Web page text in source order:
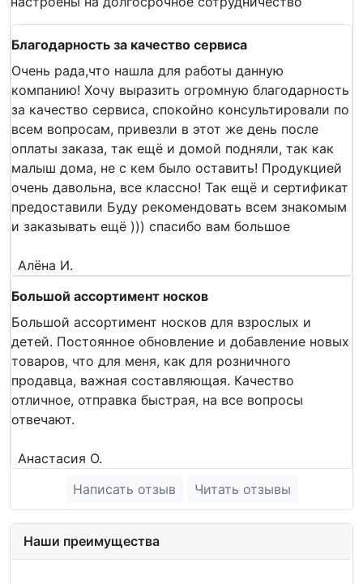
Благодарность за качество сервиса
Очень рада,что нашла для работы данную
компанию! Хочу выразить огромную благодарность
за качество сервиса, спокойно консультировали по
всем вопросам, привезли в этот же день после
оплаты заказа, так ещё и домой подняли, так как
малыш дома, не с кем было оставить! Продукцией
очень давольна, все классно! Так ещё и сертификат
предоставили Буду рекомендовать всем знакомым
и заказывать ещё ))) спасибо вам большое
Алёна И.
Большой ассортимент носков
Большой ассортимент носков для взрослых и
детей. Постоянное обновление и добавление новых
товаров, что для меня, как для розничного
продавца, важная составляющая. Качество
отличное, отправка быстрая, на все вопросы
отвечают.
Анастасия О.
Написать отзыв
Читать отзывы
Наши преимущества